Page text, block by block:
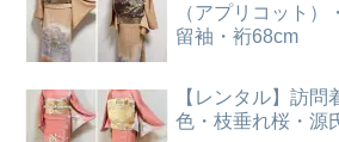
（アプリコット
留袖・裄68cm
【レンタル】訪問
色・枝垂れ桜・源